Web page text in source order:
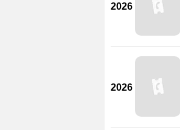
2026
2026